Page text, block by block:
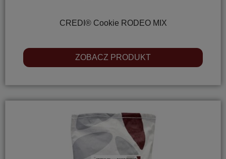
CREDI® Cookie RODEO MIX
ZOBACZ PRODUKT